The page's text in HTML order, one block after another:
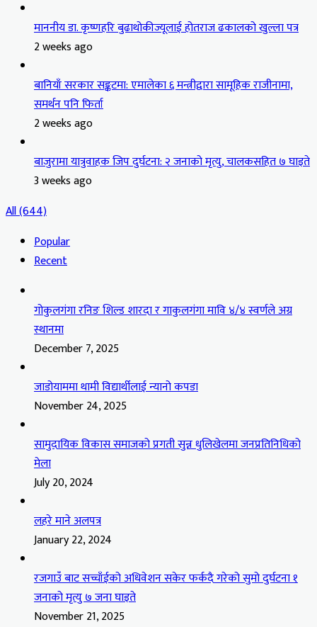
माननीय डा. कृष्णहरि बुढाथोकीज्यूलाई होतराज ढकालको खुल्ला पत्र
2 weeks ago
बानियाँ सरकार सङ्कटमा: एमालेका ६ मन्त्रीद्वारा सामूहिक राजीनामा,
समर्थन पनि फिर्ता
2 weeks ago
बाजुरामा यात्रुवाहक जिप दुर्घटना: २ जनाको मृत्यु, चालकसहित ७ घाइते
3 weeks ago
All (644)
Popular
Recent
गोकुलगंगा रनिङ शिल्ड शारदा र गाकुलगंगा मावि ४/४ स्वर्णले अग्र
स्थानमा
December 7, 2025
जाडोयाममा थामी विद्यार्थीलाई न्यानो कपडा
November 24, 2025
सामुदायिक विकास समाजको प्रगती सुन्न धुलिखेलमा जनप्रतिनिधिको
मेला
July 20, 2024
लहरे माने अलपत्र
January 22, 2024
रजगाउँ बाट सच्चाँईको अधिवेशन सकेर फर्कदै गरेको सुमो दुर्घटना १
जनाको मृत्यु ७ जना घाइते
November 21, 2025